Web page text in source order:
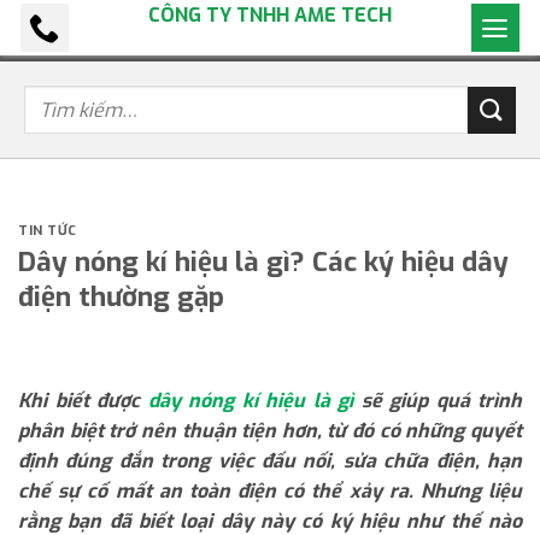
dung
CÔNG TY TNHH AME TECH
TIN TỨC
Dây nóng kí hiệu là gì? Các ký hiệu dây
điện thường gặp
Khi biết được dây nóng kí hiệu là gìsẽ giúp quá trình
phân biệt trở nên thuận tiện hơn, từ đó có những quyết
định đúng đắn trong việc đấu nối, sửa chữa điện, hạn
chế sự cố mất an toàn điện có thể xảy ra. Nhưng liệu
rằng bạn đã biết loại dây này có ký hiệu như thế nào